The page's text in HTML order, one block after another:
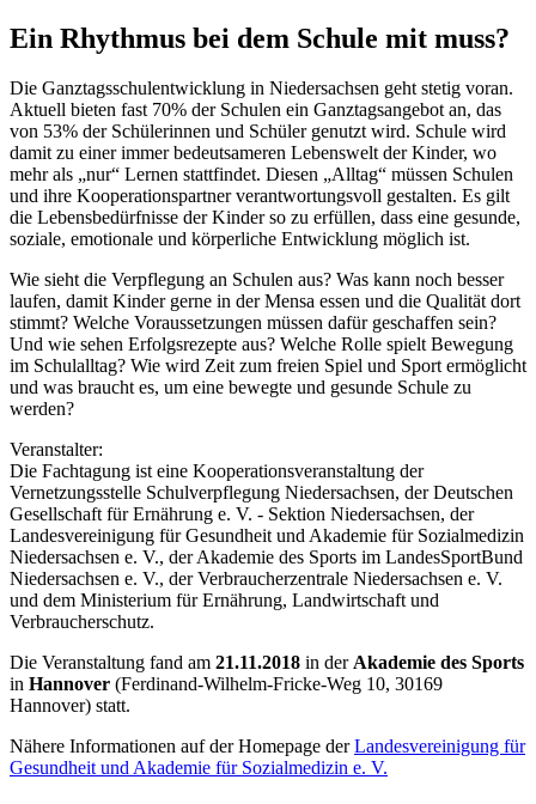
Ein Rhythmus bei dem Schule mit muss?
Die Ganztagsschulentwicklung in Niedersachsen geht stetig voran.
Aktuell bieten fast 70% der Schulen ein Ganztagsangebot an, das
von 53% der Schülerinnen und Schüler genutzt wird. Schule wird
damit zu einer immer bedeutsameren Lebenswelt der Kinder, wo
mehr als „nur“ Lernen stattfindet. Diesen „Alltag“ müssen Schulen
und ihre Kooperationspartner verantwortungsvoll gestalten. Es gilt
die Lebensbedürfnisse der Kinder so zu erfüllen, dass eine gesunde,
soziale, emotionale und körperliche Entwicklung möglich ist.
Wie sieht die Verpflegung an Schulen aus? Was kann noch besser
laufen, damit Kinder gerne in der Mensa essen und die Qualität dort
stimmt? Welche Voraussetzungen müssen dafür geschaffen sein?
Und wie sehen Erfolgsrezepte aus? Welche Rolle spielt Bewegung
im Schulalltag? Wie wird Zeit zum freien Spiel und Sport ermöglicht
und was braucht es, um eine bewegte und gesunde Schule zu
werden?
Veranstalter:
Die Fachtagung ist eine Kooperationsveranstaltung der
Vernetzungsstelle Schulverpflegung Niedersachsen, der Deutschen
Gesellschaft für Ernährung e. V. - Sektion Niedersachsen, der
Landesvereinigung für Gesundheit und Akademie für Sozialmedizin
Niedersachsen e. V., der Akademie des Sports im LandesSportBund
Niedersachsen e. V., der Verbraucherzentrale Niedersachsen e. V.
und dem Ministerium für Ernährung, Landwirtschaft und
Verbraucherschutz.
Die Veranstaltung fand am 21.11.2018 in derAkademie des Sports
in Hannover (Ferdinand-Wilhelm-Fricke-Weg 10, 30169
Hannover) statt.
Nähere Informationen auf der Homepage derLandesvereinigung für
Gesundheit und Akademie für Sozialmedizin e. V.